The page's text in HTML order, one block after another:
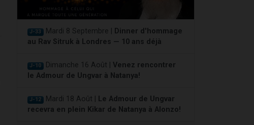
J-33 Mardi 8 Septembre |
Dinner d'hommage
au Rav Sitruk à Londres — 10 ans déjà
J-10 Dimanche 16 Août | Venez rencontrer
le Admour de Ungvar à Natanya!
J-12 Mardi 18 Août |
Le Admour de Ungvar
recevra en plein Kikar de Natanya à Alonzo!